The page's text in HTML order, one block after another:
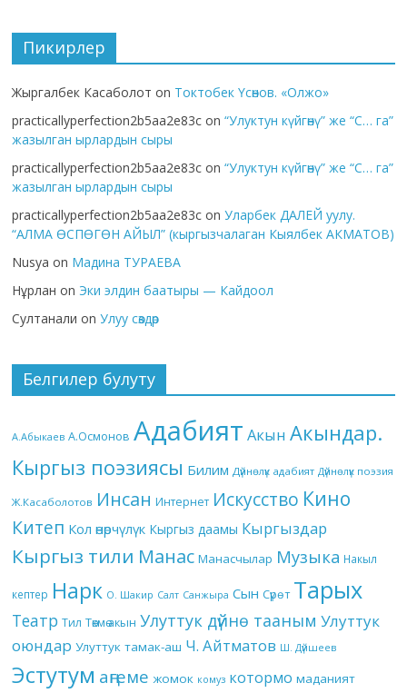
Пикирлер
Жыргалбек Касаболот on Токтобек Үсөнов. «Олжо»
practicallyperfection2b5aa2e83c on“Улуктун күйгөнү” же “С… га”
жазылган ырлардын сыры
practicallyperfection2b5aa2e83c on“Улуктун күйгөнү” же “С… га”
жазылган ырлардын сыры
practicallyperfection2b5aa2e83c onУларбек ДАЛЕЙ уулу.
“АЛМА ӨСПӨГӨН АЙЫЛ” (кыргызчалаган Кыялбек АКМАТОВ)
Nusya on Мадина ТУРАЕВА
Нұрлан on Эки элдин баатыры — Кайдоол
Султанали onУлуу сөздөр
Белгилер булуту
А.Абыкаев А.Осмонов Адабият Акын Акындар.
Кыргыз поэзиясы Билим Дүйнөлүк адабият Дүйнөлүк поэзия
Ж.Касаболотов Инсан Интернет Искусство Кино
Китеп Кол өнөрчүлүк Кыргыз даамы Кыргыздар
Кыргыз тили Манас Манасчылар Музыка Накыл
кептер Нарк О. Шакир Салт Санжыра Сын Сүрөт Тарых
Театр Тил Төкмө акын Улуттук дүйнө тааным Улуттук
оюндар Улуттук тамак-аш Ч. Айтматов Ш. Дүйшеев
Эстутум аңгеме жомок комуз котормо маданият